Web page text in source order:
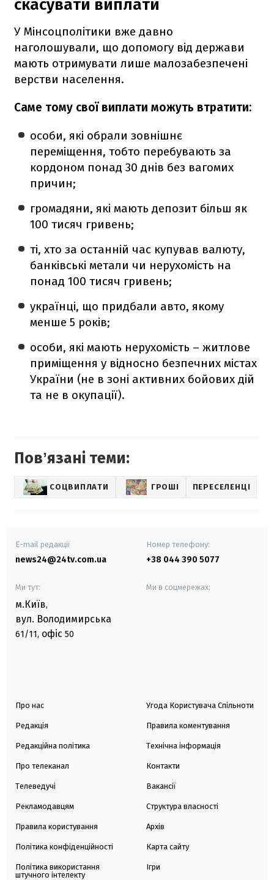
скасувати виплати
У Мінсоцполітики вже давно
наголошували, що допомогу від держави
мають отримувати лише малозабезпечені
верстви населення.
Саме тому свої виплати можуть втратити:
особи, які обрали зовнішнє
переміщення, тобто перебувають за
кордоном понад 30 днів без вагомих
причин;
громадяни, які мають депозит більш як
100 тисяч гривень;
ті, хто за останній час купував валюту,
банківські метали чи нерухомість на
понад 100 тисяч гривень;
українці, що придбали авто, якому
менше 5 років;
особи, які мають нерухомість – житлове
приміщення у відносно безпечних містах
України (не в зоні активних бойових дій
та не в окупації).
Повʼязані теми:
СОЦВИПЛАТИ ГРОШІ ПЕРЕСЕЛЕНЦІ
E-mail редакції
news24@24tv.com.ua
Номер телефону:
+38 044 390 5077
Ми тут:
м.Київ,
вул. Володимирська
61/11, офіс 50
Ми в соцмережах:
Про нас
Редакція
Редакційна політика
Про телеканал
Телеведучі
Рекламодавцям
Правила користування
Політика конфіденційності
Політика використання
штучного інтелекту
Угода Користувача Спільноти
Правила коментування
Технічна інформація
Контакти
Вакансії
Структура власності
Архів
Карта сайту
Ігри